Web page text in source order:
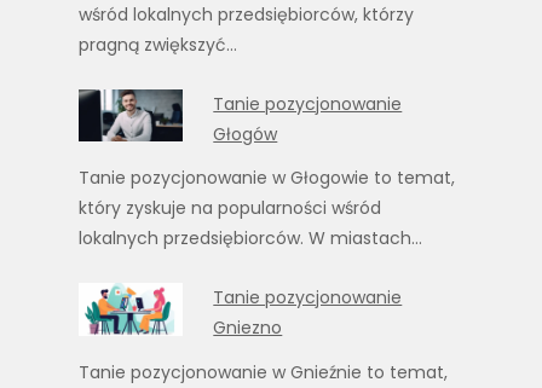
wśród lokalnych przedsiębiorców, którzy
pragną zwiększyć…
Tanie pozycjonowanie
Głogów
Tanie pozycjonowanie w Głogowie to temat,
który zyskuje na popularności wśród
lokalnych przedsiębiorców. W miastach…
Tanie pozycjonowanie
Gniezno
Tanie pozycjonowanie w Gnieźnie to temat,